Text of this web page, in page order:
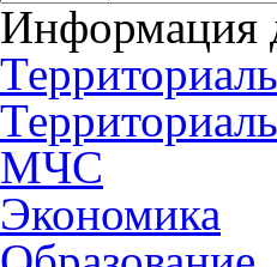
Информация
МЧС
Экономика